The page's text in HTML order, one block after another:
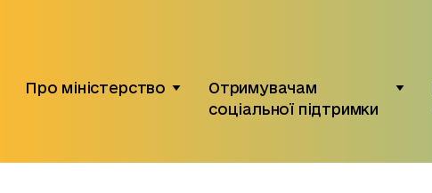
Про міністерство
Отримувачам
соціальної підтримки